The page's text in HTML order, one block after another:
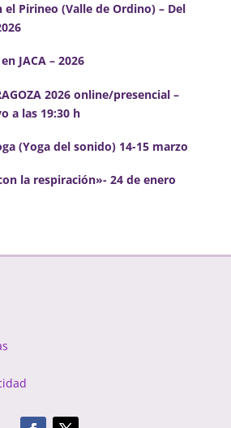
el Pirineo (Valle de Ordino) – Del
JACA – 2026
2026 online/presencial –
a las 19:30 h
(Yoga del sonido) 14-15 marzo
la respiración»- 24 de enero